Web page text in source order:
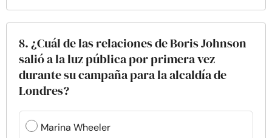
8. ¿Cuál de las relaciones de Boris Johnson
salió a la luz pública por primera vez
durante su campaña para la alcaldía de
Londres?
Marina Wheeler